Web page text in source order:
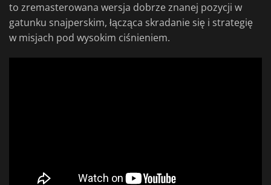
to zremasterowana wersja dobrze znanej pozycji w
gatunku snajperskim, łącząca skradanie się i strategię
w misjach pod wysokim ciśnieniem.